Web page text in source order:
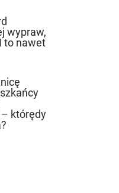
wypraw,
to nawet
którędy